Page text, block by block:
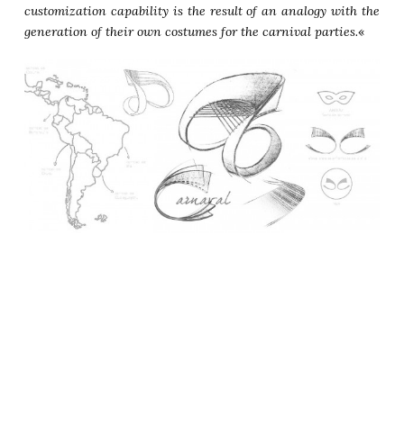
customization capability is the result of an analogy with the
generation of their own costumes for the carnival parties.«